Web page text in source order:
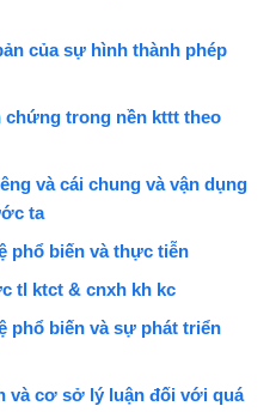
của sự hình thành phép
chứng trong nền kttt theo
và cái chung và vận dụng
ta
phổ biến và thực tiễn
tl ktct & cnxh kh kc
phổ biến và sự phát triển
và cơ sở lý luận đối với quá